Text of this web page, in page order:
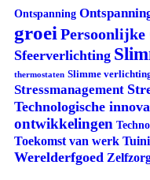
Ontspanning
groei
Sfeerverlichting
thermostaten Slimme
Stressmanagement
Technologische
ontwikkelingen
Toekomst van werk
Werelderfgoed